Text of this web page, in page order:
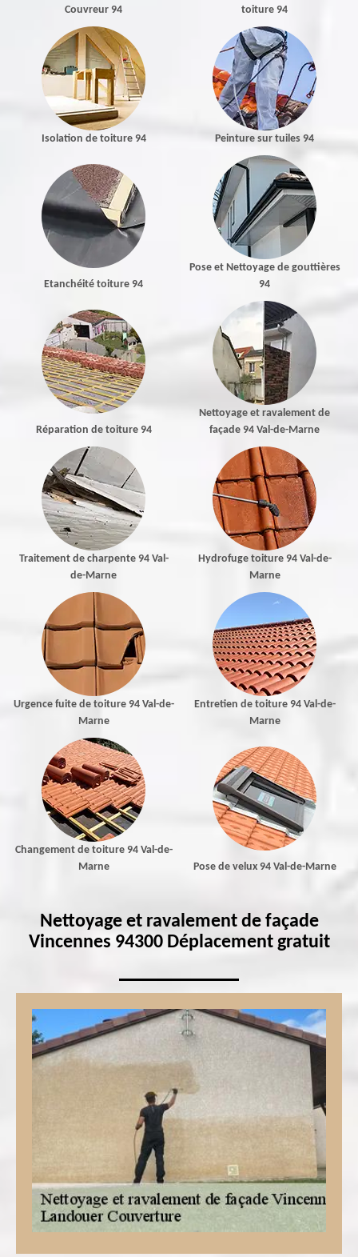
Couvreur 94
toiture 94
Isolation de toiture 94 Peinture sur tuiles 94
Etanchéité toiture 94
Pose et Nettoyage de gouttières
94
Réparation de toiture 94
Nettoyage et ravalement de
façade 94 Val-de-Marne
Traitement de charpente 94 Val-
de-Marne
Hydrofuge toiture 94 Val-de-
Marne
Urgence fuite de toiture 94 Val-de-
Marne
Entretien de toiture 94 Val-de-
Marne
Changement de toiture 94 Val-de-
Marne
Pose de velux 94 Val-de-Marne
Nettoyage et ravalement de façade
Vincennes 94300 Déplacement gratuit